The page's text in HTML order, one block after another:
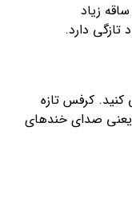
زیاد
تازگی دارد.
کنید. کرفس تازه
یعنی صدای خندهای